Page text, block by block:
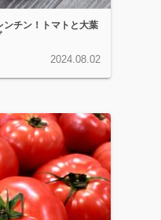
ンチン！トマトと大葉
2024.08.02